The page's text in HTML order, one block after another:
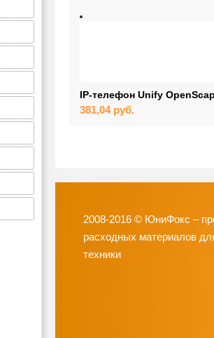
IP-телефон Unify
381,04 руб.
2008-2016 © ЮниФокс –
расходных материалов
техники